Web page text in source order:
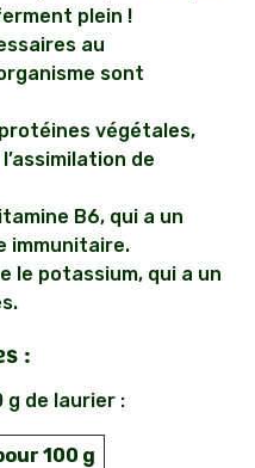
plein !
au
sont
végétales,
de
B6, qui a un
immunitaire.
le potassium, qui a un
:
g de laurier :
100 g